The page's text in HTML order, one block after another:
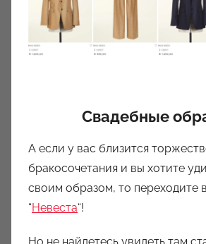
Свадебные
А если у вас близится
бракосочетания и вы хотите
своим образом, то переходите
“Невеста“!